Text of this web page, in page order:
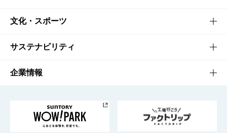
商品一覧
商品発売情報
栄養成分一覧
知る・楽しむTOP
キャンペーン
工場見学
地域情報
文化・スポーツ
文化・スポーツTOP
サントリーホール
サントリーサンバーズ大阪
サステナビリティ
サステナビリティTOP
サントリーが考えるサステナビリティ経営
企業情報
企業概要